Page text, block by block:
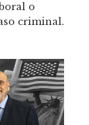
o
criminal.